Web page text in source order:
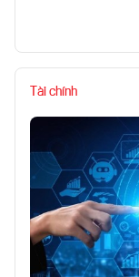
Tài chính